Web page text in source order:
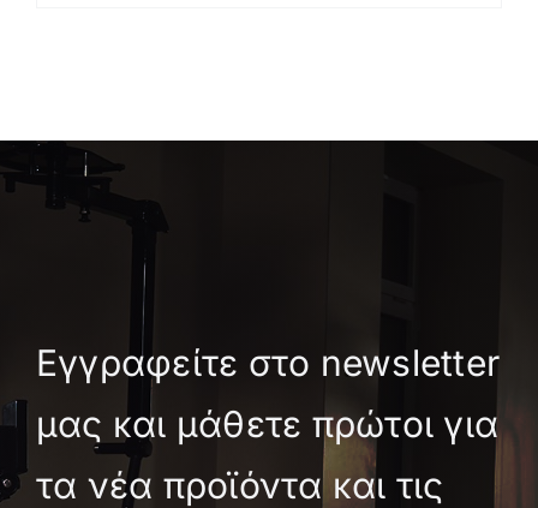
Εγγραφείτε στο newsletter
μας και μάθετε πρώτοι για
τα νέα προϊόντα και τις